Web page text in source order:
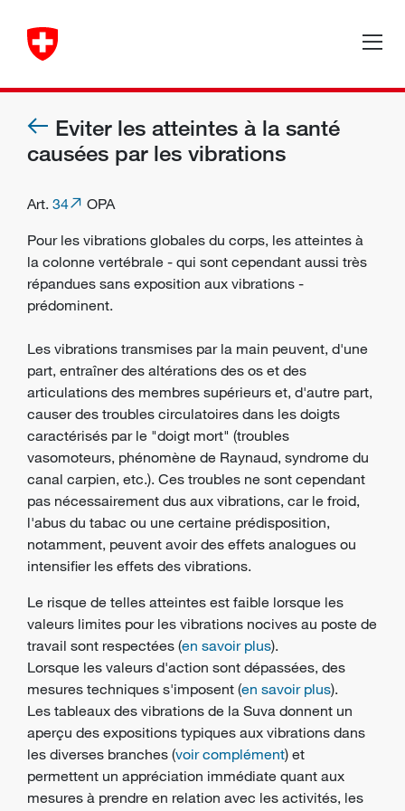
Eviter les atteintes à la santé
causées par les vibrations
Art. 34
OPA
Pour les vibrations globales du corps, les atteintes à
la colonne vertébrale - qui sont cependant aussi très
répandues sans exposition aux vibrations -
prédominent.
Les vibrations transmises par la main peuvent, d'une
part, entraîner des altérations des os et des
articulations des membres supérieurs et, d'autre part,
causer des troubles circulatoires dans les doigts
caractérisés par le "doigt mort" (troubles
vasomoteurs, phénomène de Raynaud, syndrome du
canal carpien, etc.). Ces troubles ne sont cependant
pas nécessairement dus aux vibrations, car le froid,
l'abus du tabac ou une certaine prédisposition,
notamment, peuvent avoir des effets analogues ou
intensifier les effets des vibrations.
Le risque de telles atteintes est faible lorsque les
valeurs limites pour les vibrations nocives au poste de
travail sont respectées (en savoir plus).
Lorsque les valeurs d'action sont dépassées, des
mesures techniques s'imposent (en savoir plus).
Les tableaux des vibrations de la Suva donnent un
aperçu des expositions typiques aux vibrations dans
les diverses branches (voir complément) et
permettent un appréciation immédiate quant aux
mesures à prendre en relation avec les activités, les